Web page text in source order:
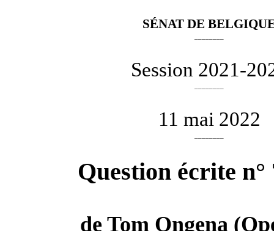
SÉNAT DE
Session 2021-
11 mai 2022
Question écrite n°
de Tom Ongena